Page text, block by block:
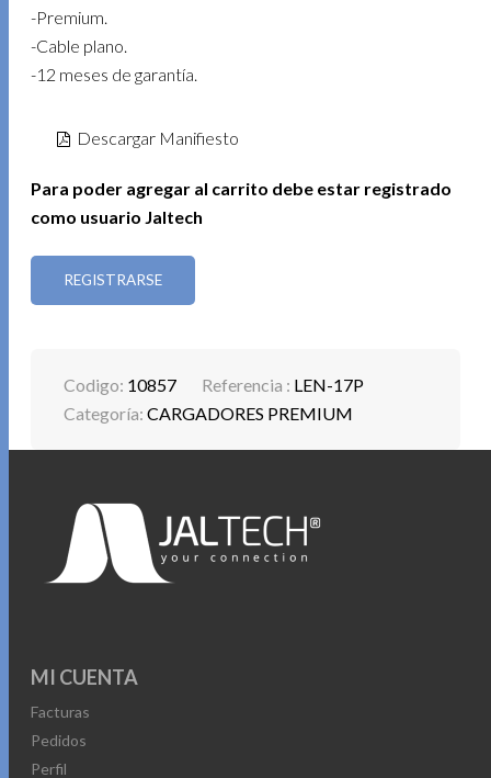
-Premium.
-Cable plano.
-12 meses de garantía.
Descargar Manifiesto
Para poder agregar al carrito debe estar registrado
como usuario Jaltech
REGISTRARSE
Codigo: 10857 Referencia : LEN-17P
Categoría:CARGADORES PREMIUM
MI CUENTA
Facturas
Pedidos
Perfil